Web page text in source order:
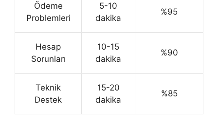
Ödeme
Problemleri
5-10
dakika
%95
Hesap
Sorunları
10-15
dakika
%90
Teknik
Destek
15-20
dakika
%85